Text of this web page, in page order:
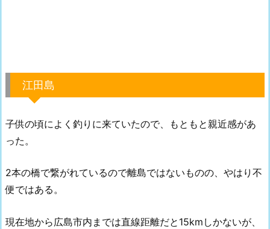
江田島
子供の頃によく釣りに来ていたので、もともと親近感があ
った。
2本の橋で繋がれているので離島ではないものの、やはり不
便ではある。
現在地から広島市内までは直線距離だと15kmしかないが、